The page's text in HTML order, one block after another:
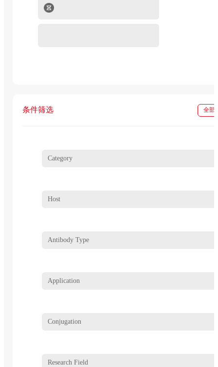
条件筛选 全部
Category
Host
Antibody Type
Application
Conjugation
Research Field